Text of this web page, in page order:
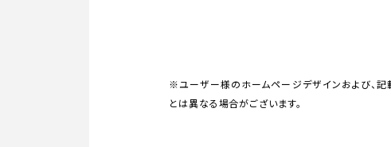
※ユーザー様のホームページデザインおよび、記
とは異なる場合がございます。